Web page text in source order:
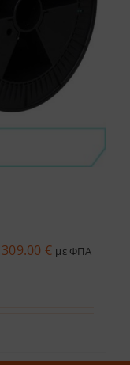
309.00 € με ΦΠΑ